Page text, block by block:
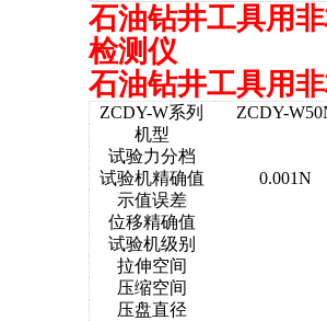
石油钻井工具用
检测仪
石油钻井工具用
ZCDY-W系列
ZCDY-
机型
试验力分档
试验机精确值
0.001N
示值误差
位移精确值
试验机级别
拉伸空间
压缩空间
压盘直径